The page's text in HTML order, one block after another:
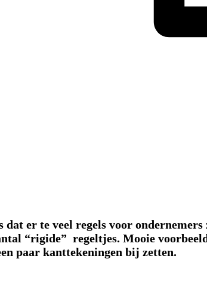
er te veel regels voor
“rigide” regeltjes. Mooie
paar kanttekeningen bij zetten.